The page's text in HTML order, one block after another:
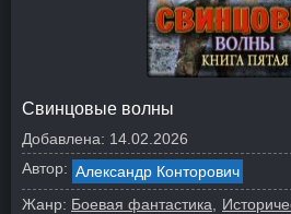
Свинцовые волны
Добавлена: 14.02.2026
Автор: Александр Конторович
Жанр: Боевая фантастика